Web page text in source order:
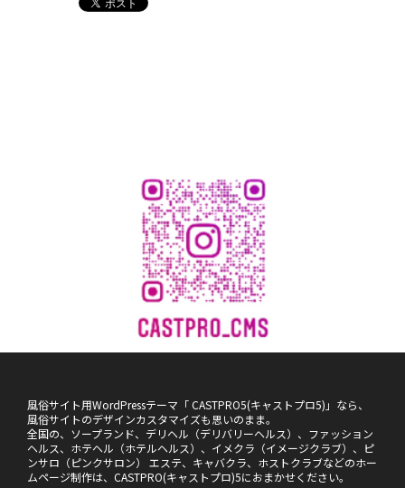
風俗サイト用WordPressテーマ「 CASTPRO5(キャストプロ5)」なら、
風俗サイトのデザインカスタマイズも思いのまま。
全国の、ソープランド、デリヘル（デリバリーヘルス）、ファッション
ヘルス、ホテヘル（ホテルヘルス）、イメクラ（イメージクラブ）、ピ
ンサロ（ピンクサロン） エステ、キャバクラ、ホストクラブなどのホー
ムページ制作は、CASTPRO(キャストプロ)5におまかせください。